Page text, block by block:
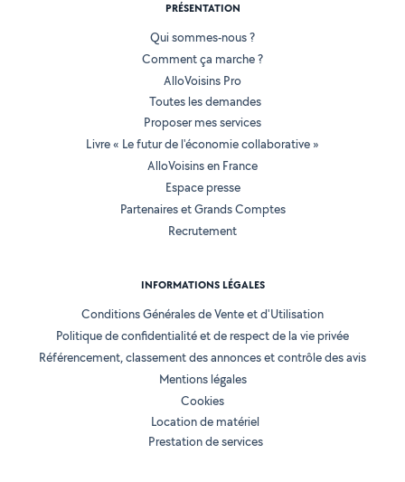
PRÉSENTATION
Qui sommes-nous ?
Comment ça marche ?
AlloVoisins Pro
Toutes les demandes
Proposer mes services
Livre « Le futur de l'économie collaborative »
AlloVoisins en France
Espace presse
Partenaires et Grands Comptes
Recrutement
INFORMATIONS LÉGALES
Conditions Générales de Vente et d'Utilisation
Politique de confidentialité et de respect de la vie privée
Référencement, classement des annonces et contrôle des avis
Mentions légales
Cookies
Location de matériel
Prestation de services